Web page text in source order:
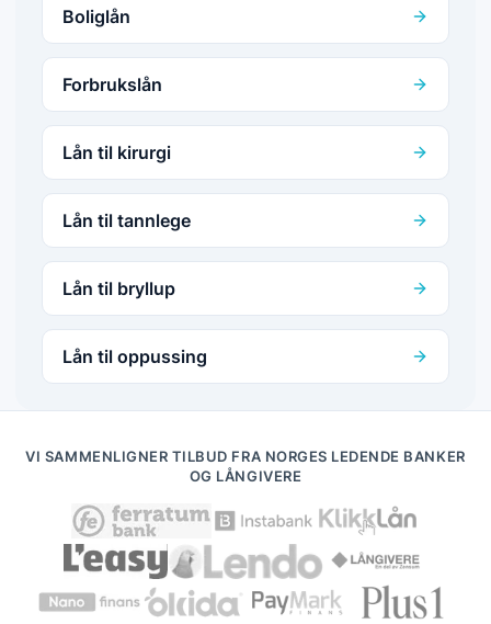
Boliglån
Forbrukslån
Lån til kirurgi
Lån til tannlege
Lån til bryllup
Lån til oppussing
VI SAMMENLIGNER TILBUD FRA NORGES LEDENDE BANKER
OG LÅNGIVERE